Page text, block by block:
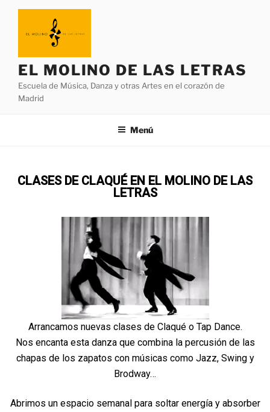
EL MOLINO DE LAS LETRAS
Escuela de Música, Danza y otras Artes en el corazón de
Madrid
Menú
CLASES DE CLAQUÉ EN EL MOLINO DE LAS
LETRAS
Arrancamos nuevas clases de Claqué o Tap Dance.
Nos encanta esta danza que combina la percusión de las
chapas de los zapatos con músicas como Jazz, Swing y
Brodway…
Abrimos un espacio semanal para soltar energía y absorber